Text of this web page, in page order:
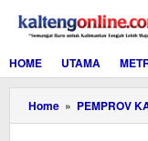
konten
HOME
UTAMA
Home » PEMPROV